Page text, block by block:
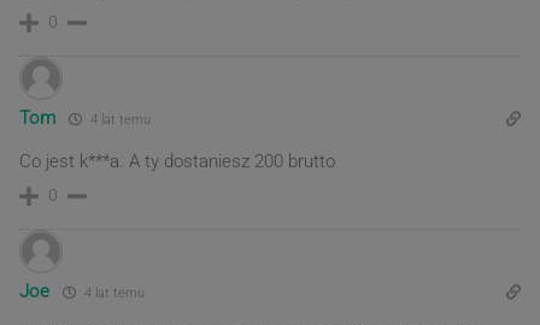
0
Tom 4 lat temu
Co jest k***a. A ty dostaniesz 200 brutto
0
Joe 4 lat temu